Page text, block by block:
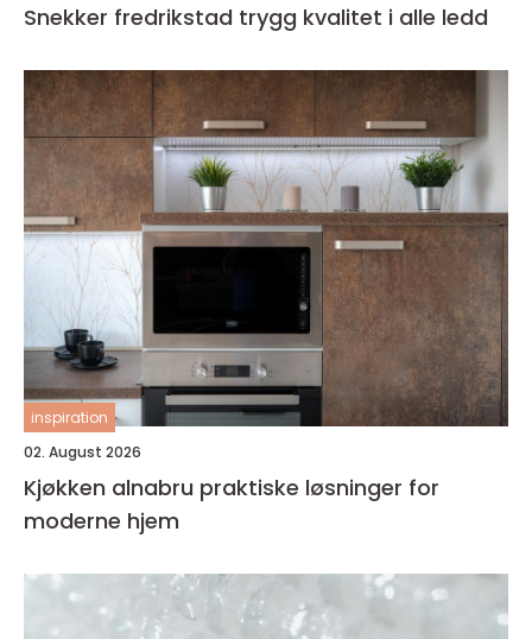
Snekker fredrikstad trygg kvalitet i alle ledd
inspiration
02. August 2026
Kjøkken alnabru praktiske løsninger for
moderne hjem